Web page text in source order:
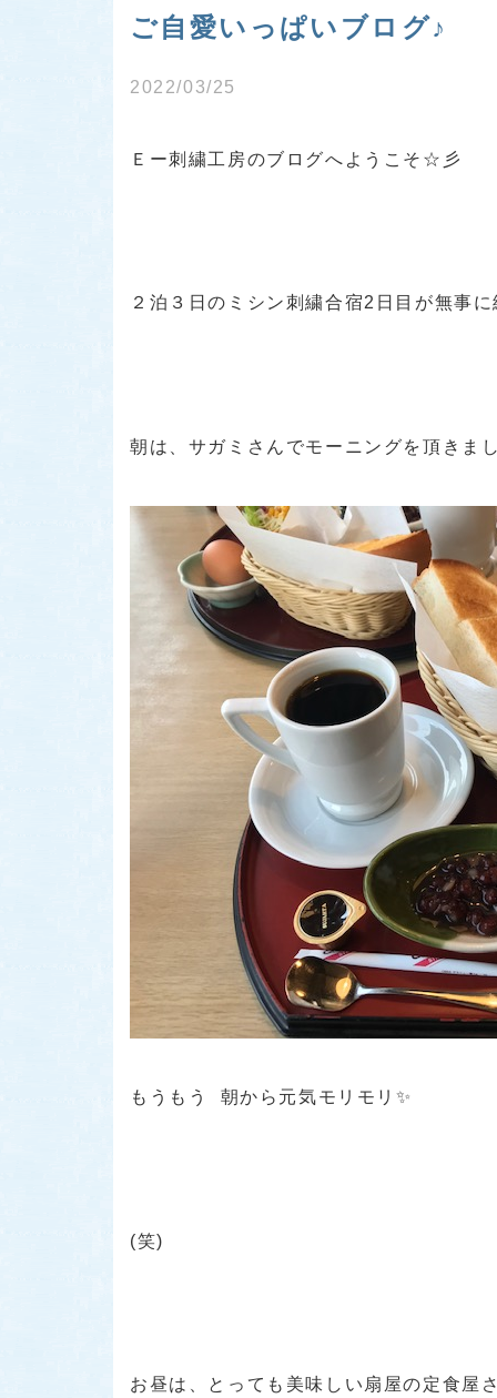
ご自愛いっぱいブログ♪
2022/03/25
Ｅー刺繍工房のブログへようこそ☆彡
２泊３日のミシン刺繍合宿2日目が無事
朝は、サガミさんでモーニングを頂きま
もうもう 朝から元気モリモリ✨
(笑)
お昼は、とっても美味しい扇屋の定食屋